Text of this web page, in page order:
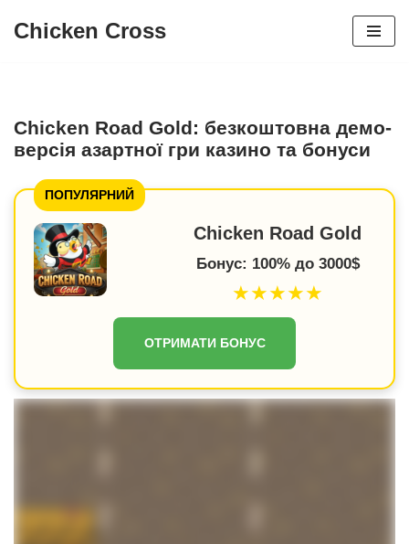
Chicken Cross
Chicken Road Gold: безкоштовна демо-
версія азартної гри казино та бонуси
ПОПУЛЯРНИЙ
Chicken Road Gold
Бонус: 100% до 3000$
★★★★★
ОТРИМАТИ БОНУС